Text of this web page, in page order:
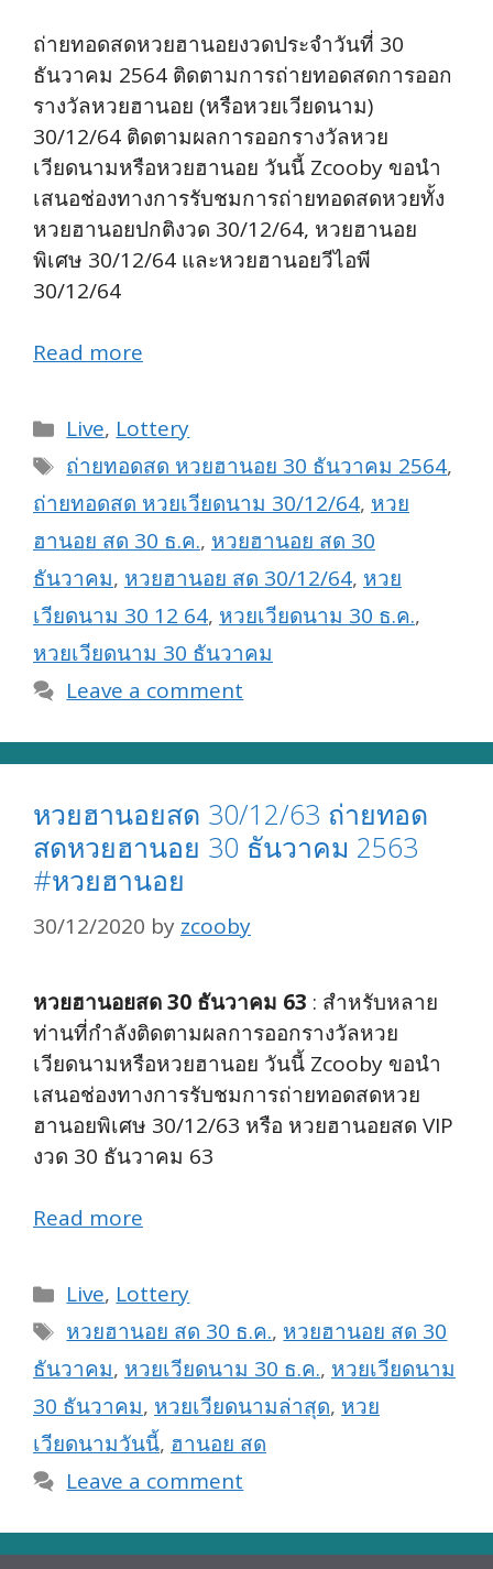
ถ่ายทอดสดหวยฮานอยงวดประจำวันที่ 30
ธันวาคม 2564 ติดตามการถ่ายทอดสดการออก
รางวัลหวยฮานอย (หรือหวยเวียดนาม)
30/12/64 ติดตามผลการออกรางวัลหวย
เวียดนามหรือหวยฮานอย วันนี้ Zcooby ขอนำ
เสนอช่องทางการรับชมการถ่ายทอดสดหวยทั้ง
หวยฮานอยปกติงวด 30/12/64, หวยฮานอย
พิเศษ 30/12/64 และหวยฮานอยวีไอพี
30/12/64
Read more
Categories
Live, Lottery
Tags
ถ่ายทอดสด หวยฮานอย 30 ธันวาคม 2564,
ถ่ายทอดสด หวยเวียดนาม 30/12/64, หวย
ฮานอย สด 30 ธ.ค., หวยฮานอย สด 30
ธันวาคม, หวยฮานอย สด 30/12/64, หวย
เวียดนาม 30 12 64, หวยเวียดนาม 30 ธ.ค.,
หวยเวียดนาม 30 ธันวาคม
Leave a comment
หวยฮานอยสด 30/12/63 ถ่ายทอด
สดหวยฮานอย 30 ธันวาคม 2563
#หวยฮานอย
30/12/2020 by zcooby
หวยฮานอยสด 30 ธันวาคม 63 : สำหรับหลาย
ท่านที่กำลังติดตามผลการออกรางวัลหวย
เวียดนามหรือหวยฮานอย วันนี้ Zcooby ขอนำ
เสนอช่องทางการรับชมการถ่ายทอดสดหวย
ฮานอยพิเศษ 30/12/63 หรือ หวยฮานอยสด VIP
งวด 30 ธันวาคม 63
Read more
Categories
Live, Lottery
Tags
หวยฮานอย สด 30 ธ.ค., หวยฮานอย สด 30
ธันวาคม, หวยเวียดนาม 30 ธ.ค., หวยเวียดนาม
30 ธันวาคม, หวยเวียดนามล่าสุด, หวย
เวียดนามวันนี้, ฮานอย สด
Leave a comment